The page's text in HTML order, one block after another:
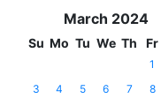
March 2024
Su Mo Tu We Th Fr
1
3
4 5 6 7 8